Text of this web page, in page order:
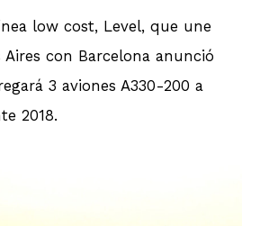
low cost, Level, que une
Aires con Barcelona anunció
3 aviones A330-200 a
2018.